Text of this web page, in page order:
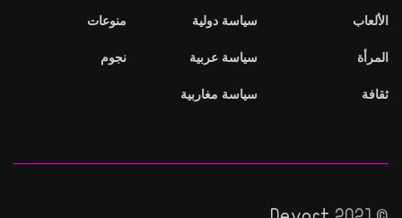
الألعاب
المرأة
ثقافة
سياسة دولية
سياسة عربية
سياسة مغاربية
منوعات
نجوم